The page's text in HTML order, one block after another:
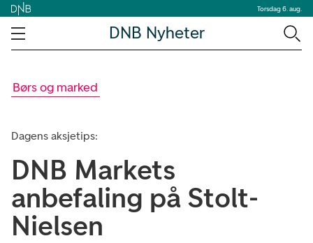
Torsdag 6. aug.
DNB Nyheter
Børs og marked
Dagens aksjetips:
DNB Markets
anbefaling på Stolt-
Nielsen